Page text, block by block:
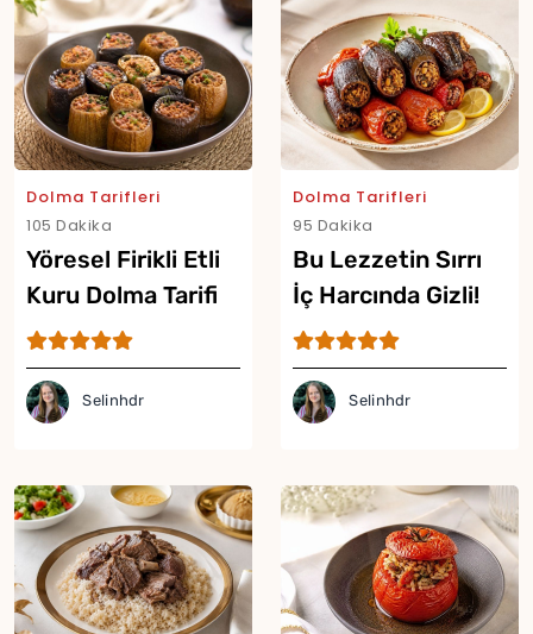
Dolma Tarifleri
105 Dakika
Yöresel Firikli Etli
Kuru Dolma Tarifi
Selinhdr
Dolma Tarifleri
95 Dakika
Bu Lezzetin Sırrı
İç Harcında Gizli!
Fıstıklı Zeytinyağlı
Kuru Dolma Tarifi
Selinhdr